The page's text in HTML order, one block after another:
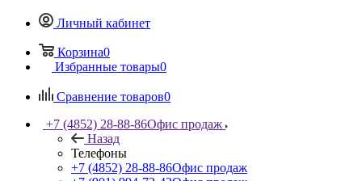
Личный кабинет
Корзина0
Избранные товары0
Сравнение товаров0
+7 (4852) 28-88-86Офис продаж
Назад
Телефоны
+7 (4852) 28-88-86Офис продаж